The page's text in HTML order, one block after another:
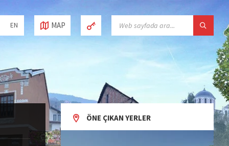
EN MAP
ÖNE ÇIKAN YERLER